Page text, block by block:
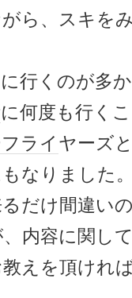
ら、スキを
行くのが多
に何度も行く
ライ ヤーズ
なりました
だけ間違い
、内容に関し
えを頂けれ